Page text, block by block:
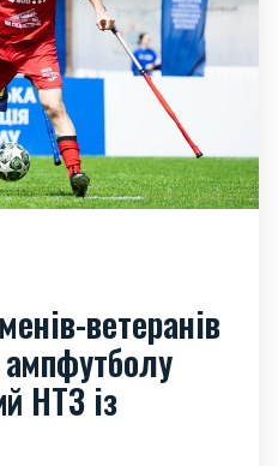
ветеранів
НТЗ із